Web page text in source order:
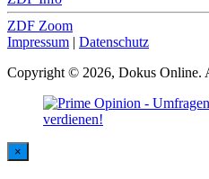
ZDF Zoom
Impressum | Datenschutz
Copyright © 2026, Dokus Online.
×